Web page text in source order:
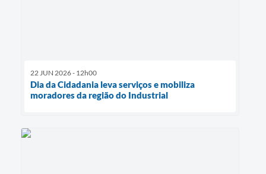
22 JUN 2026 - 12h00
Dia da Cidadania leva serviços e mobiliza
moradores da região do Industrial